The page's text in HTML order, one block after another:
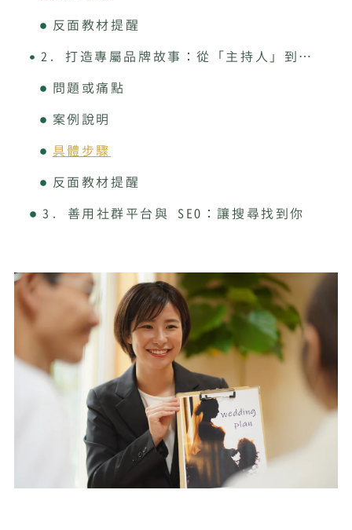
反面教材提醒
2. 打造專屬品牌故事：從「主持人」到「婚禮記憶的設計師」
問題或痛點
案例說明
具體步驟
反面教材提醒
3. 善用社群平台與 SEO：讓搜尋找到你
案例說明
具體步驟
反面教材提醒
4. 創造合作口碑網絡：異業結盟放大聲量
問題或痛點
案例說明
具體步驟